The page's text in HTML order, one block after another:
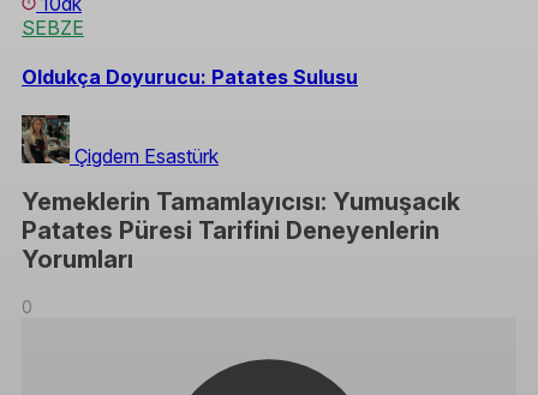
SEBZE
Oldukça Doyurucu: Patates Sulusu
Çigdem Esastürk
Yemeklerin Tamamlayıcısı: Yumuşacık
Patates Püresi Tarifini Deneyenlerin
Yorumları
0